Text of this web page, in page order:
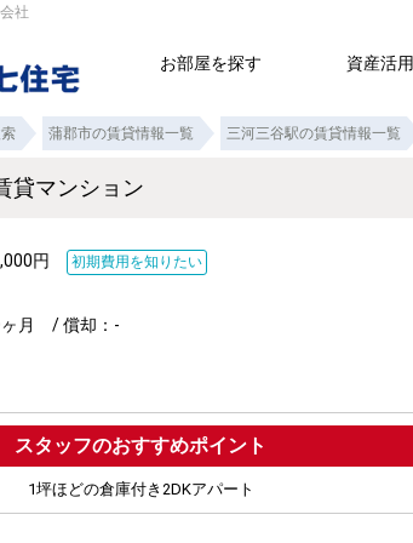
社
お部屋を探す 資産活用
蒲郡市の賃貸情報一覧 三河三谷駅の賃貸情報一覧
貸マンション
円 初期費用を知りたい
月 / 償却：-
ポイント
1坪ほどの倉庫付き2DKアパート